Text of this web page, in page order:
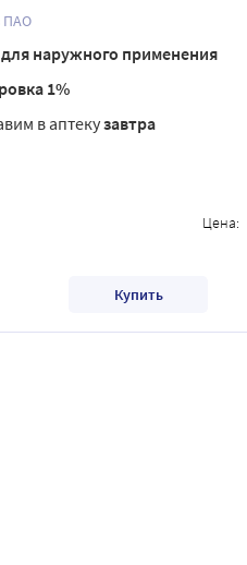
ПАО
наружного применения
1%
в аптекузавтра
Цена:
Купить